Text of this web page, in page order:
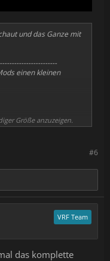
und das Ganze mit
einen kleinen
Spreadshirt
Größe anzuzeigen.
#6
VRF Team
das komplette